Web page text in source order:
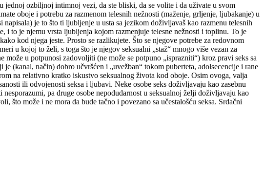
jednoj ozbiljnoj intimnoj vezi, da ste bliski, da se volite i da uživate u svom
oboje i potrebu za razmenom telesnih nežnosti (maženje, grljenje, ljubakanje) u
je to što ti ljubljenje u usta sa jezikom doživljavaš kao razmenu telesnih
i to je njemu vrsta ljubljenja kojom razmenjuje telesne nežnosti i toplinu. To je
kod njega jeste. Prosto se razlikujete. Što se njegove potrebe za redovnom
u kojoj to želi, s toga što je njegov seksualni „staž“ mnogo više vezan za
može u potpunosi zadovoljiti (ne može se potpuno „isprazniti“) kroz pravi seks sa
(kanal, način) dobro učvršćen i „uvežban“ tokom puberteta, adolsecencije i rane
na relativno kratko iskustvo seksualnog života kod oboje. Osim ovoga, valja
ili odvojenosti seksa i ljubavi. Neke osobe seks doživljavaju kao zasebnu
pa druge osobe nepodudarnost u seksualnoj želji doživljavaju kao
što može i ne mora da bude tačno i povezano sa učestalošću seksa. Srdačni